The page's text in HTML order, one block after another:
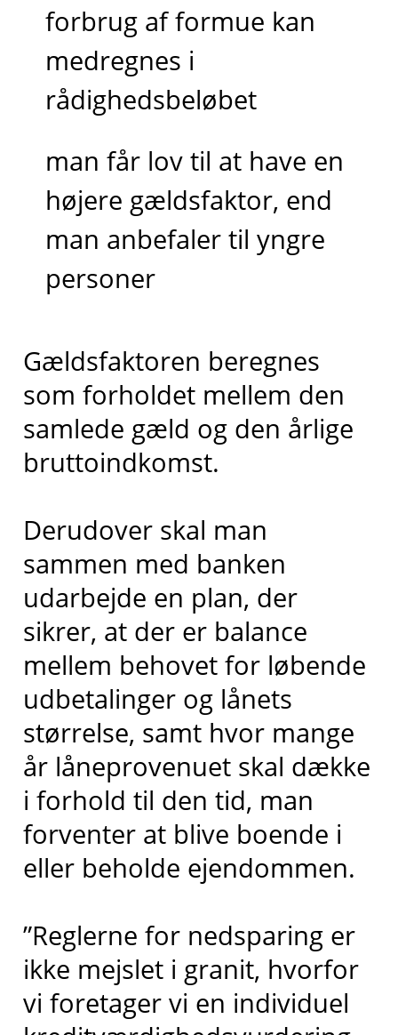
forbrug af formue kan
medregnes i
rådighedsbeløbet
man får lov til at have en
højere gældsfaktor, end
man anbefaler til yngre
personer
Gældsfaktoren beregnes
som forholdet mellem den
samlede gæld og den årlige
bruttoindkomst.
Derudover skal man
sammen med banken
udarbejde en plan, der
sikrer, at der er balance
mellem behovet for løbende
udbetalinger og lånets
størrelse, samt hvor mange
år låneprovenuet skal dække
i forhold til den tid, man
forventer at blive boende i
eller beholde ejendommen.
”Reglerne for nedsparing er
ikke mejslet i granit, hvorfor
vi foretager vi en individuel